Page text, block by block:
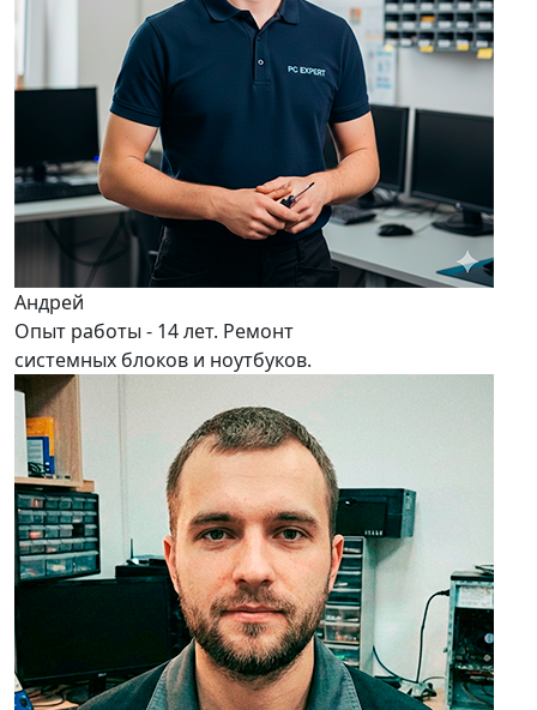
Андрей
Опыт работы - 14 лет. Ремонт
системных блоков и ноутбуков.